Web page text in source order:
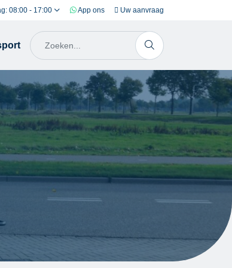
08:00 - 17:00 App ons Uw aanvraag